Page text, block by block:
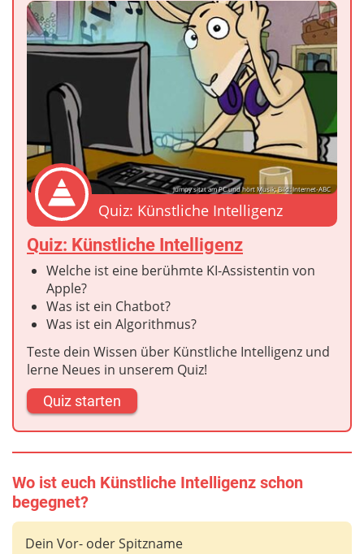
Jumpy sitzt am PC und hört Musik; Bild: Internet-ABC
Quiz: Künstliche Intelligenz
Quiz: Künstliche Intelligenz
Welche ist eine berühmte KI-Assistentin von
Apple?
Was ist ein Chatbot?
Was ist ein Algorithmus?
Teste dein Wissen über Künstliche Intelligenz und
lerne Neues in unserem Quiz!
Quiz starten
Wo ist euch Künstliche Intelligenz schon
begegnet?
Dein Vor- oder Spitzname